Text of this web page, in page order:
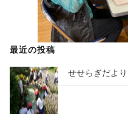
最近の投稿
せせらぎだ